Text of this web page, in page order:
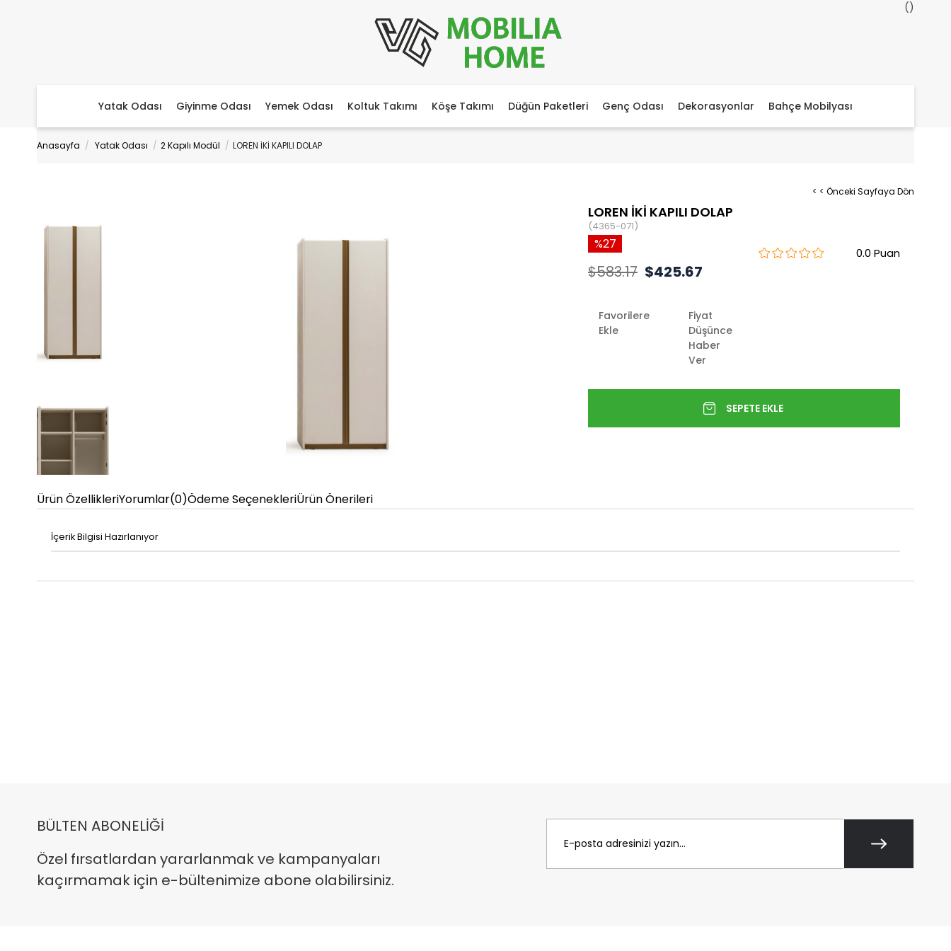
Yatak Odası Giyinme Odası Yemek Odası Koltuk Takımı Köşe Takımı Düğün Paketleri Genç Odası Dekorasyonlar Bahçe Mobilyası
Anasayfa Yatak Odası 2 Kapılı Modül LOREN İKİ KAPILI DOLAP
< < Önceki Sayfaya Dön
LOREN İKİ KAPILI DOLAP
(4365-071)
0.0
27
$583.17 $425.67
Favorilere
Ekle
Fiyat
Düşünce
Haber
Ver
Ürün ÖzellikleriYorumlar(0)Ödeme SeçenekleriÜrün Önerileri
İçerik Bilgisi Hazırlanıyor
BÜLTEN ABONELİĞİ
Özel fırsatlardan yararlanmak ve kampanyaları
kaçırmamak için e-bültenimize abone olabilirsiniz.